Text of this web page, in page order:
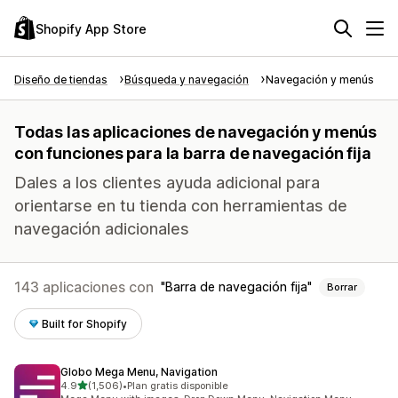
Shopify App Store
Diseño de tiendas Búsqueda y navegación Navegación y menús
Todas las aplicaciones de navegación y menús
con funciones para la barra de navegación fija
Dales a los clientes ayuda adicional para
orientarse en tu tienda con herramientas de
navegación adicionales
143 aplicaciones con Barra de navegación fija Borrar
Built for Shopify
Globo Mega Menu, Navigation
4.9de 5 estrellas
(1,506)
1506 reseñas en total
•Plan gratis disponible